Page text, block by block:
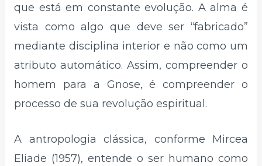
que está em constante evolução. A alma é
vista como algo que deve ser “fabricado”
mediante disciplina interior e não como um
atributo automático. Assim, compreender o
homem para a Gnose, é compreender o
processo de sua revolução espiritual.
A antropologia clássica, conforme Mircea
Eliade (1957), entende o ser humano como